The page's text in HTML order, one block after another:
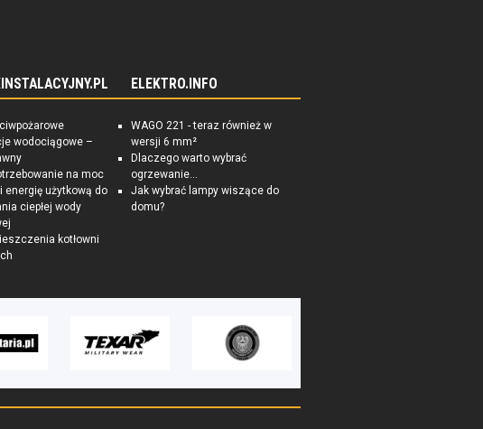
wodociągowe –
na moc
energię użytkową do
ciepłej wody
kotłowni
ELEKTRO.INFO
WAGO 221 - teraz również w
wersji 6 mm²
Dlaczego warto wybrać
ogrzewanie...
Jak wybrać lampy wiszące do
domu?